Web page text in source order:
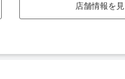
店舗情報を